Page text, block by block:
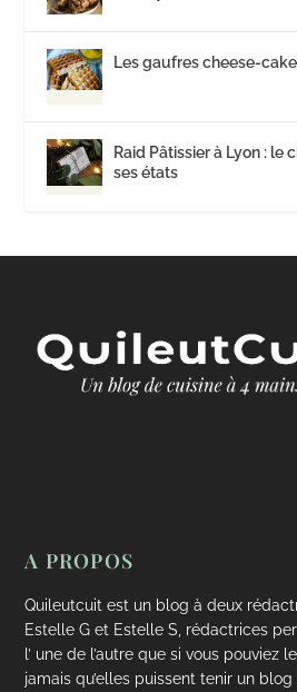
Les gaufres cheese-cake
Raid Pâtissier à Lyon : le
ses états
A PROPOS
Quileutcuit est un blog à deux
Estelle G et Estelle S, rédactrices
l’ une de l’autre que si vous pouviez
jamais qu’elles puissent tenir un